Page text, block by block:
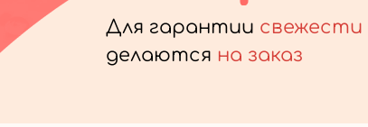
Для гарантии свежести
делаются на заказ